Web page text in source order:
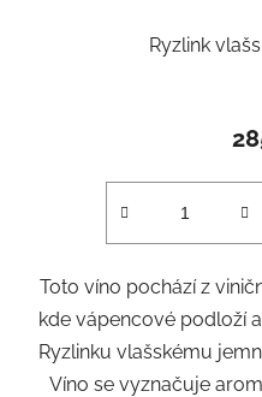
Ryzlink
Toto víno pochází z
kde vápencové podloží
Ryzlinku vlašskému
Víno se vyznačuje